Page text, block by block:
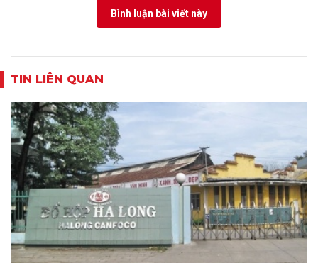
Bình luận bài viết này
TIN LIÊN QUAN